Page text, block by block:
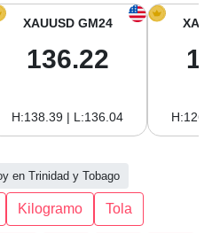
del sur
XAUUSD GM24
136.22
H:138.39 | L:136.04
en Trinidad y Tobago
Kilogramo Tola